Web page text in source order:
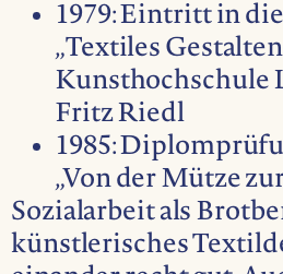
1979: Eintritt in
„Textiles
Kunsthochschule
Fritz Riedl
1985:
„Von der Mütze
Sozialarbeit als
künstlerisches